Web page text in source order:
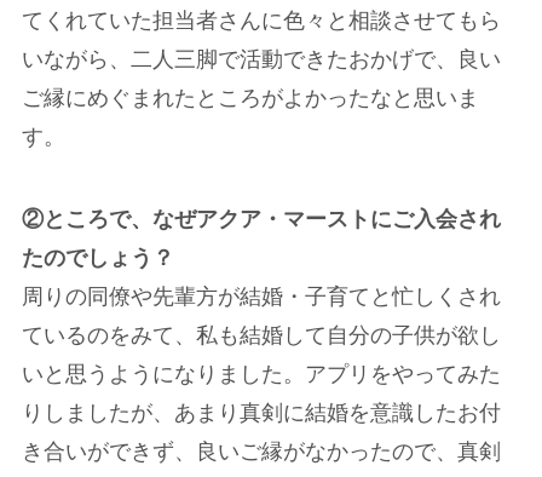
てくれていた担当者さんに色々と相談させてもら
いながら、二人三脚で活動できたおかげで、良い
ご縁にめぐまれたところがよかったなと思いま
す。
②ところで、なぜアクア・マーストにご入会され
たのでしょう？
周りの同僚や先輩方が結婚・子育てと忙しくされ
ているのをみて、私も結婚して自分の子供が欲し
いと思うようになりました。アプリをやってみた
りしましたが、あまり真剣に結婚を意識したお付
き合いができず、良いご縁がなかったので、真剣